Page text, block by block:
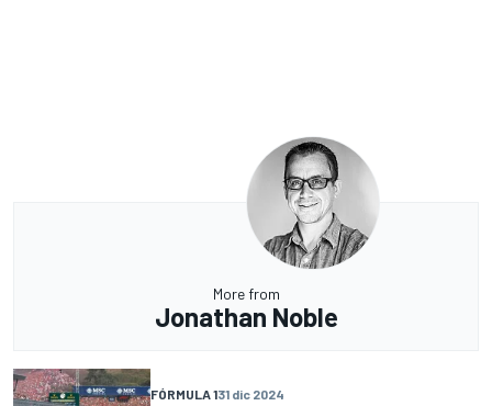
More from
Jonathan Noble
FÓRMULA 131 dic 2024